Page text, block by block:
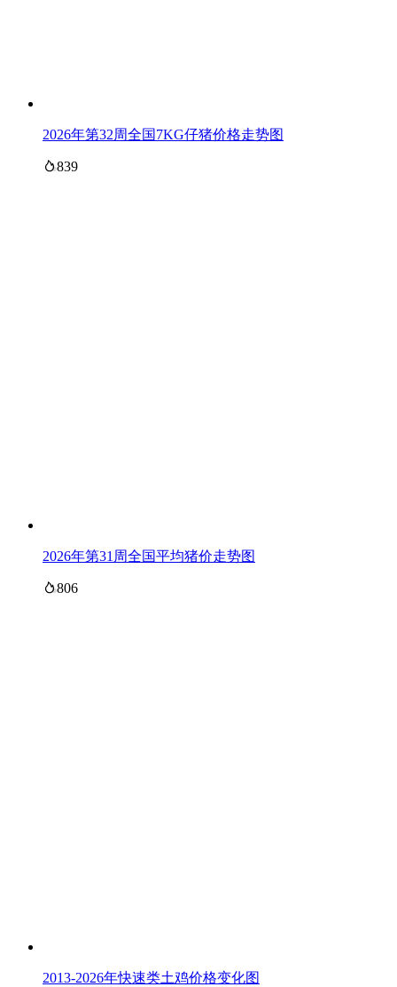
2026年第32周全国7KG仔猪价格走势图
839
2026年第31周全国平均猪价走势图
806
2013-2026年快速类土鸡价格变化图